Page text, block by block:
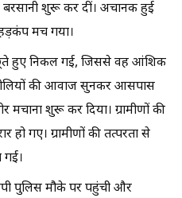
शुरू कर दीं। अचानक हुई
मच गया।
हुए निकल गई, जिससे वह आंशिक
की आवाज सुनकर आसपास
शुरू कर दिया। ग्रामीणों की
गए। ग्रामीणों की तत्परता से
पुलिस मौके पर पहुंची और